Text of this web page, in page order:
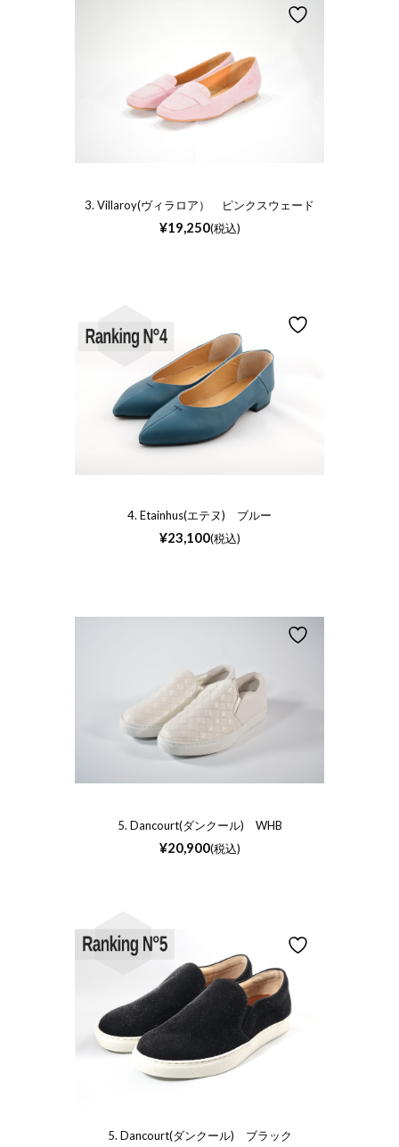
3. Villaroy(ヴィラロア） ピンクスウェード
¥19,250(税込)
4. Etainhus(エテヌ) ブルー
¥23,100(税込)
5. Dancourt(ダンクール) WHB
¥20,900(税込)
5. Dancourt(ダンクール) ブラック